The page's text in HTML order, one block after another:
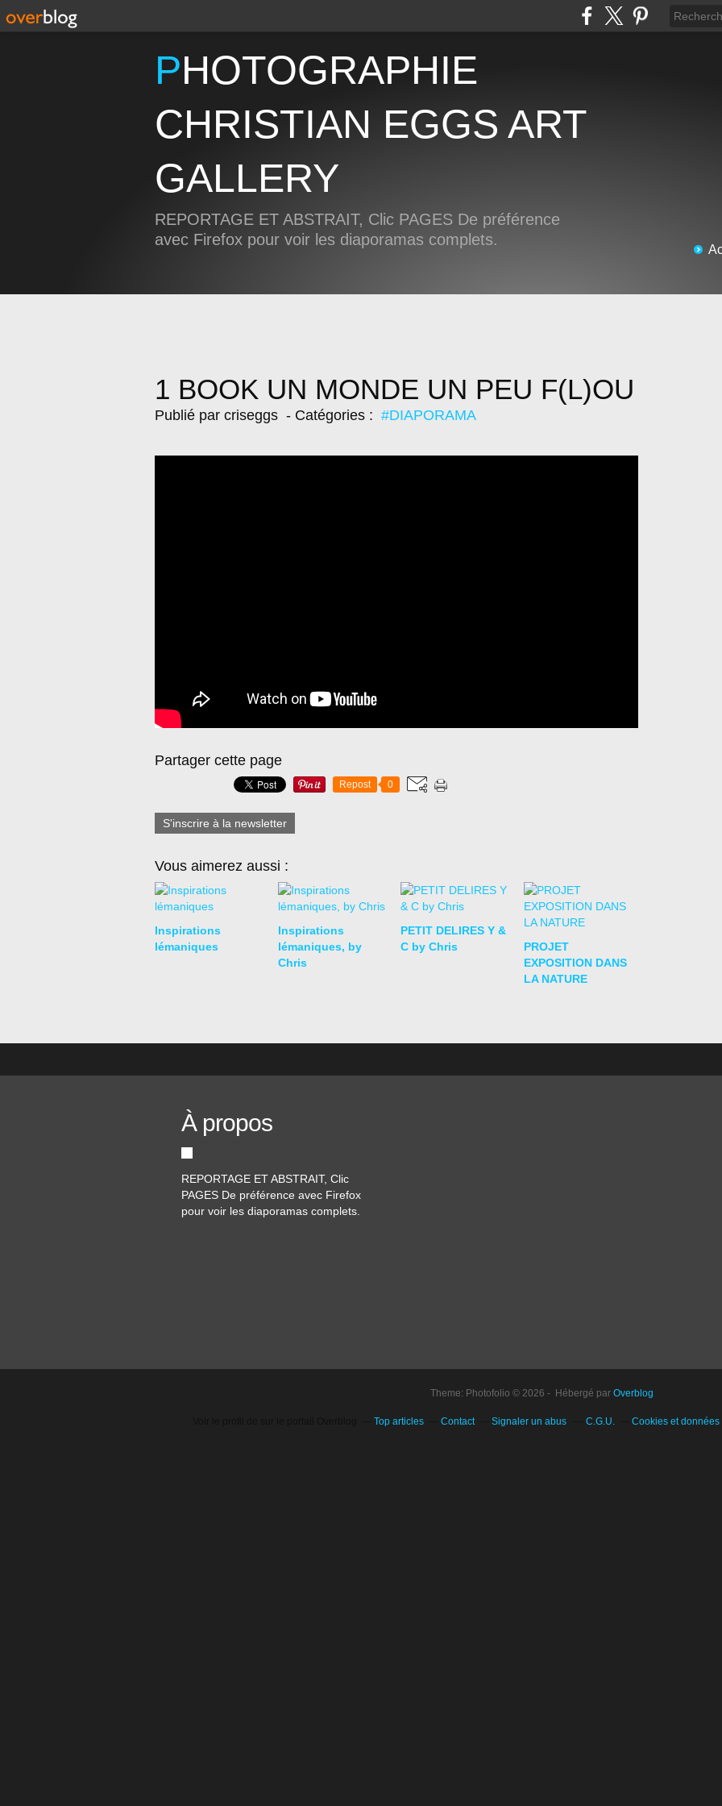
PHOTOGRAPHIE
CHRISTIAN EGGS ART
GALLERY
REPORTAGE ET ABSTRAIT, Clic PAGES De préférence
avec Firefox pour voir les diaporamas complets.
1 BOOK UN MONDE UN PEU F(L)OU
Publié par criseggs - Catégories : #DIAPORAMA
Partager cette page
Repost 0
S'inscrire à la newsletter
Vous aimerez aussi :
Inspirations
lémaniques
Inspirations
lémaniques, by
Chris
PETIT DELIRES Y &
C by Chris
PROJET
EXPOSITION DANS
LA NATURE
À propos
REPORTAGE ET ABSTRAIT, Clic
PAGES De préférence avec Firefox
pour voir les diaporamas complets.
Theme: Photofolio © 2026 - Hébergé par Overblog
Top articles Contact Signaler un abus C.G.U. Cookies et